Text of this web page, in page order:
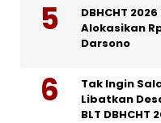
DBHCHT
Alokasikan
Darsono
Tak Ingin
Libatkan
BLT DBHCHT